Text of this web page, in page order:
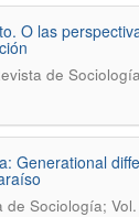
O las
de
Generational
de Sociología;